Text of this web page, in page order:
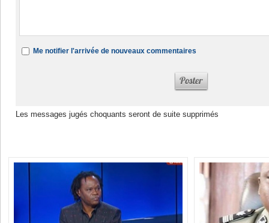
Me notifier l'arrivée de nouveaux commentaires
Les messages jugés choquants seront de suite supprimés